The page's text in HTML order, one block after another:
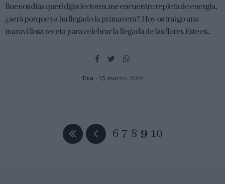
Buenos días querid@s lectores, me encuentro repleta de energía,
¿será porque ya ha llegado la primavera?. Hoy os traigo una
maravillosa receta para celebrar la llegada de las flores. Este es...
Eva 23 marzo, 2012
6 7 8 9 10